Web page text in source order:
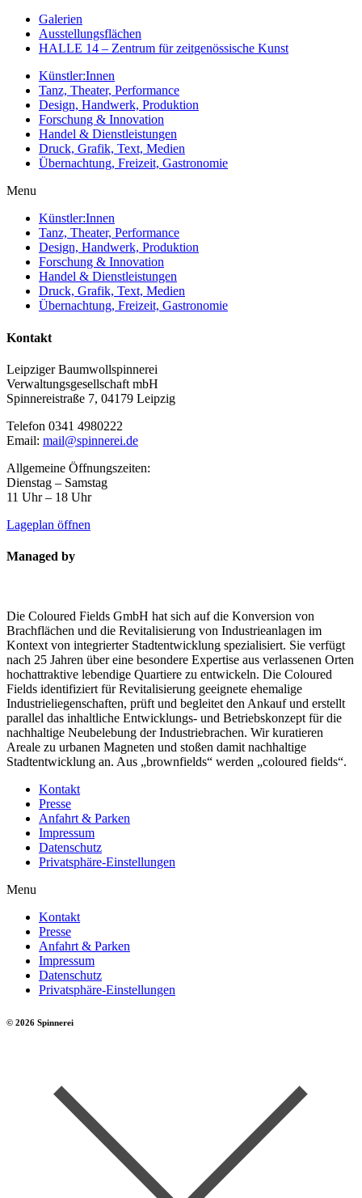
Galerien
Ausstellungsflächen
HALLE 14 – Zentrum für zeitgenössische Kunst
Künstler:Innen
Tanz, Theater, Performance
Design, Handwerk, Produktion
Forschung & Innovation
Handel & Dienstleistungen
Druck, Grafik, Text, Medien
Übernachtung, Freizeit, Gastronomie
Menu
Künstler:Innen
Tanz, Theater, Performance
Design, Handwerk, Produktion
Forschung & Innovation
Handel & Dienstleistungen
Druck, Grafik, Text, Medien
Übernachtung, Freizeit, Gastronomie
Kontakt
Leipziger Baumwollspinnerei
Verwaltungsgesellschaft mbH
Spinnereistraße 7, 04179 Leipzig
Telefon 0341 4980222
Email: mail@spinnerei.de
Allgemeine Öffnungszeiten:
Dienstag – Samstag
11 Uhr – 18 Uhr
Lageplan öffnen
Managed by
Die Coloured Fields GmbH hat sich auf die Konversion von
Brachflächen und die Revitalisierung von Industrieanlagen im
Kontext von integrierter Stadtentwicklung spezialisiert. Sie verfügt
nach 25 Jahren über eine besondere Expertise aus verlassenen Orten
hochattraktive lebendige Quartiere zu entwickeln. Die Coloured
Fields identifiziert für Revitalisierung geeignete ehemalige
Industrieliegenschaften, prüft und begleitet den Ankauf und erstellt
parallel das inhaltliche Entwicklungs- und Betriebskonzept für die
nachhaltige Neubelebung der Industriebrachen. Wir kuratieren
Areale zu urbanen Magneten und stoßen damit nachhaltige
Stadtentwicklung an. Aus „brownfields“ werden „coloured fields“.
Kontakt
Presse
Anfahrt & Parken
Impressum
Datenschutz
Privatsphäre-Einstellungen
Menu
Kontakt
Presse
Anfahrt & Parken
Impressum
Datenschutz
Privatsphäre-Einstellungen
© 2026 Spinnerei